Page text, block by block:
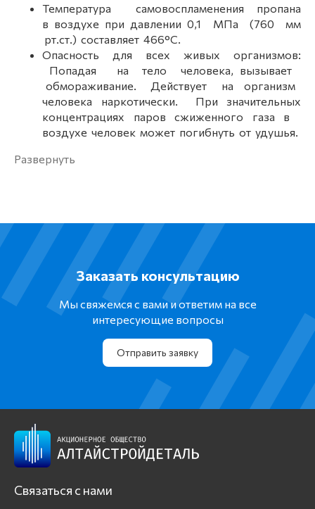
Температура самовоспламенения пропана
в воздухе при давлении 0,1 МПа (760 мм
рт.ст.) составляет 466°С.
Опасность для всех живых организмов:
Попадая на тело человека, вызывает
обмораживание. Действует на организм
человека наркотически. При значительных
концентрациях паров сжиженного газа в
воздухе человек может погибнуть от удушья.
Заказать консультацию
Мы свяжемся с вами и ответим на все
интересующие вопросы
Отправить заявку
Связаться с нами